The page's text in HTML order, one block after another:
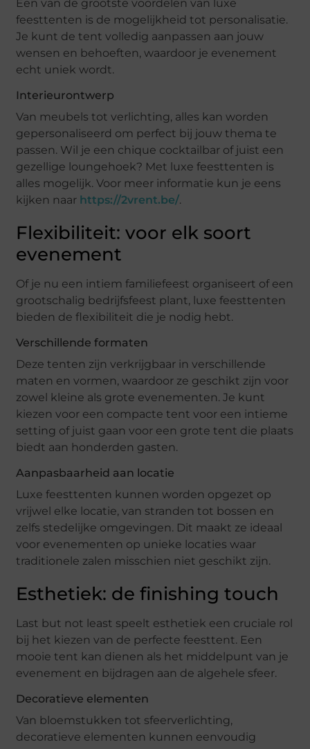
Een van de grootste voordelen van luxe
feesttenten is de mogelijkheid tot personalisatie.
Je kunt de tent volledig aanpassen aan jouw
wensen en behoeften, waardoor je evenement
echt uniek wordt.
Interieurontwerp
Van meubels tot verlichting, alles kan worden
gepersonaliseerd om perfect bij jouw thema te
passen. Wil je een chique cocktailbar of juist een
gezellige loungehoek? Met luxe feesttenten is
alles mogelijk. Voor meer informatie kun je eens
kijken naar https://2vrent.be/.
Flexibiliteit: voor elk soort
evenement
Of je nu een intiem familiefeest organiseert of een
grootschalig bedrijfsfeest plant, luxe feesttenten
bieden de flexibiliteit die je nodig hebt.
Verschillende formaten
Deze tenten zijn verkrijgbaar in verschillende
maten en vormen, waardoor ze geschikt zijn voor
zowel kleine als grote evenementen. Je kunt
kiezen voor een compacte tent voor een intieme
setting of juist gaan voor een grote tent die plaats
biedt aan honderden gasten.
Aanpasbaarheid aan locatie
Luxe feesttenten kunnen worden opgezet op
vrijwel elke locatie, van stranden tot bossen en
zelfs stedelijke omgevingen. Dit maakt ze ideaal
voor evenementen op unieke locaties waar
traditionele zalen misschien niet geschikt zijn.
Esthetiek: de finishing touch
Last but not least speelt esthetiek een cruciale rol
bij het kiezen van de perfecte feesttent. Een
mooie tent kan dienen als het middelpunt van je
evenement en bijdragen aan de algehele sfeer.
Decoratieve elementen
Van bloemstukken tot sfeerverlichting,
decoratieve elementen kunnen eenvoudig